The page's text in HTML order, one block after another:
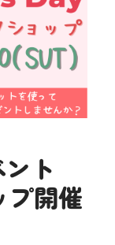
ント
プ開催